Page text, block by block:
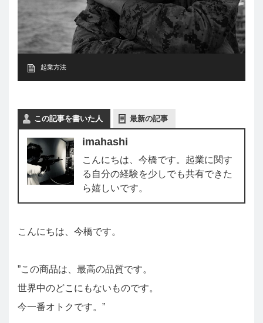
起業方法
この記事を書いた人 最新の記事
imahashi
こんにちは、今橋です。起業に関す
る自分の経験を少しでも共有できた
ら嬉しいです。
こんにちは、今橋です。
”この商品は、最高の品質です。
世界中のどこにもないものです。
今一番オトクです。”